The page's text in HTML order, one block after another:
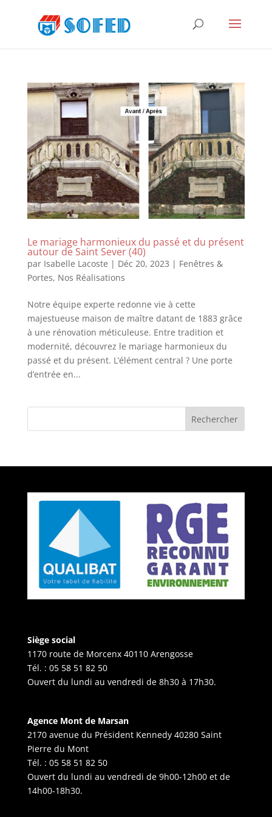
Le mariage harmonieux du passé et du présent
autour de Saint Sever (40)
par Isabelle Lacoste | Déc 20, 2023 | Fenêtres &
Portes, Nos Réalisations
Notre équipe experte redonne vie à cette
majestueuse maison de maître datant de 1883 grâce
à une rénovation méticuleuse. Entre tradition et
modernité, découvrez le mariage harmonieux du
passé et du présent. L’élément central ? Une porte
d’entrée en...
Rechercher
Siège social
1170 route de Morcenx 40110 Arengosse
Tél. : 05 58 51 82 50
Ouvert du lundi au vendredi de 8h30 à 17h30.
Agence Mont de Marsan
2170 avenue du Président Kennedy 40280 Saint
Pierre du Mont
Tél. : 05 58 51 82 50
Ouvert du lundi au vendredi de 9h00-12h00 et de
14h00-18h30.